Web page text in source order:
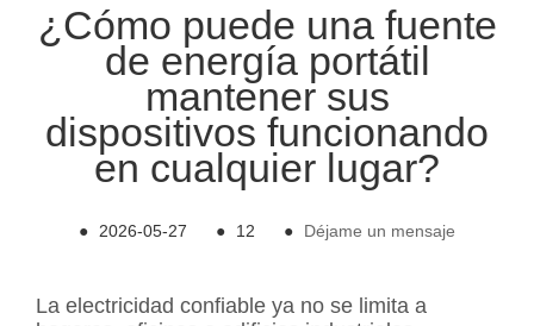
¿Cómo puede una fuente
de energía portátil
mantener sus
dispositivos funcionando
en cualquier lugar?
● 2026-05-27 ● 12 ● Déjame un mensaje
La electricidad confiable ya no se limita a